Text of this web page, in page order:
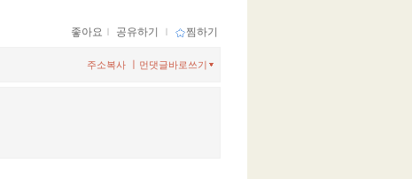
좋아요 ｌ 공유하기 ｌ 찜하기
먼댓글바로쓰기
주소복사